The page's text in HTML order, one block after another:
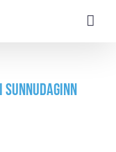
sunnudaginn